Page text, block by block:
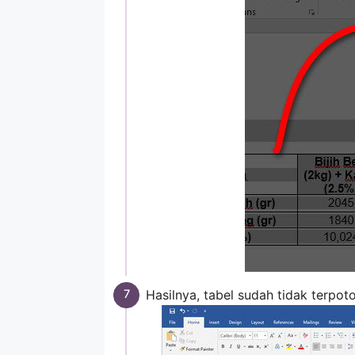
Hasilnya, tabel sudah tidak